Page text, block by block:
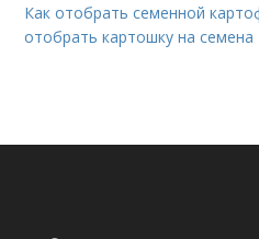
Как отобрать семенной
отобрать картошку на семена